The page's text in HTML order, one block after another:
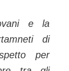
e la
di
per